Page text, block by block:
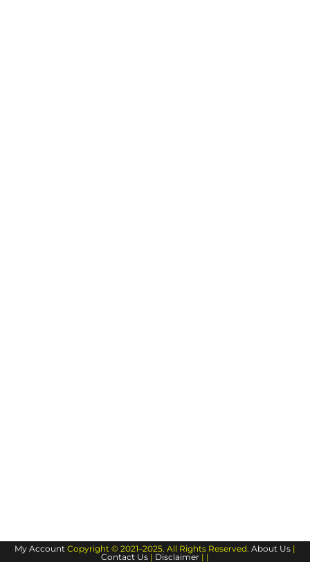
My Account Copyright © 2021–2025. All Rights Reserved. About Us |
Contact Us | Disclaimer | |